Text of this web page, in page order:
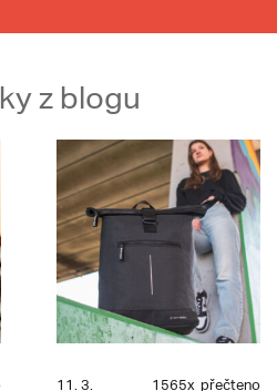
z blogu
11. 3. 1565x přečteno